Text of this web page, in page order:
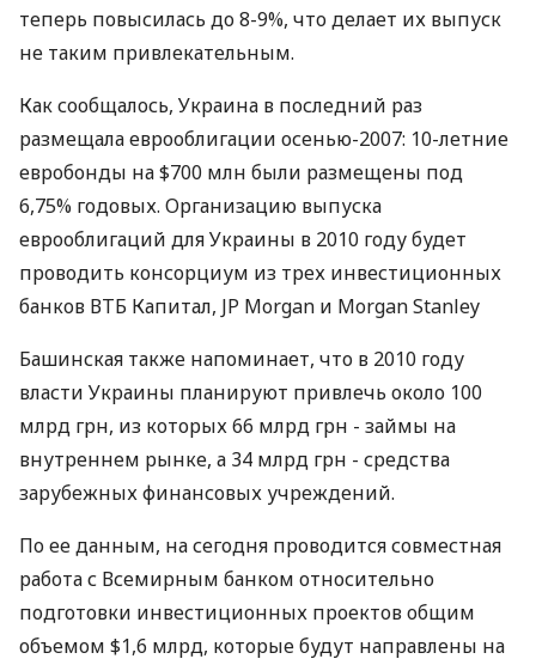
теперь повысилась до 8-9%, что делает их выпуск
не таким привлекательным.
Как сообщалось, Украина в последний раз
размещала еврооблигации осенью-2007: 10-летние
евробонды на $700 млн были размещены под
6,75% годовых. Организацию выпуска
еврооблигаций для Украины в 2010 году будет
проводить консорциум из трех инвестиционных
банков ВТБ Капитал, JP Morgan и Morgan Stanley
Башинская также напоминает, что в 2010 году
власти Украины планируют привлечь около 100
млрд грн, из которых 66 млрд грн - займы на
внутреннем рынке, а 34 млрд грн - средства
зарубежных финансовых учреждений.
По ее данным, на сегодня проводится совместная
работа с Всемирным банком относительно
подготовки инвестиционных проектов общим
объемом $1,6 млрд, которые будут направлены на